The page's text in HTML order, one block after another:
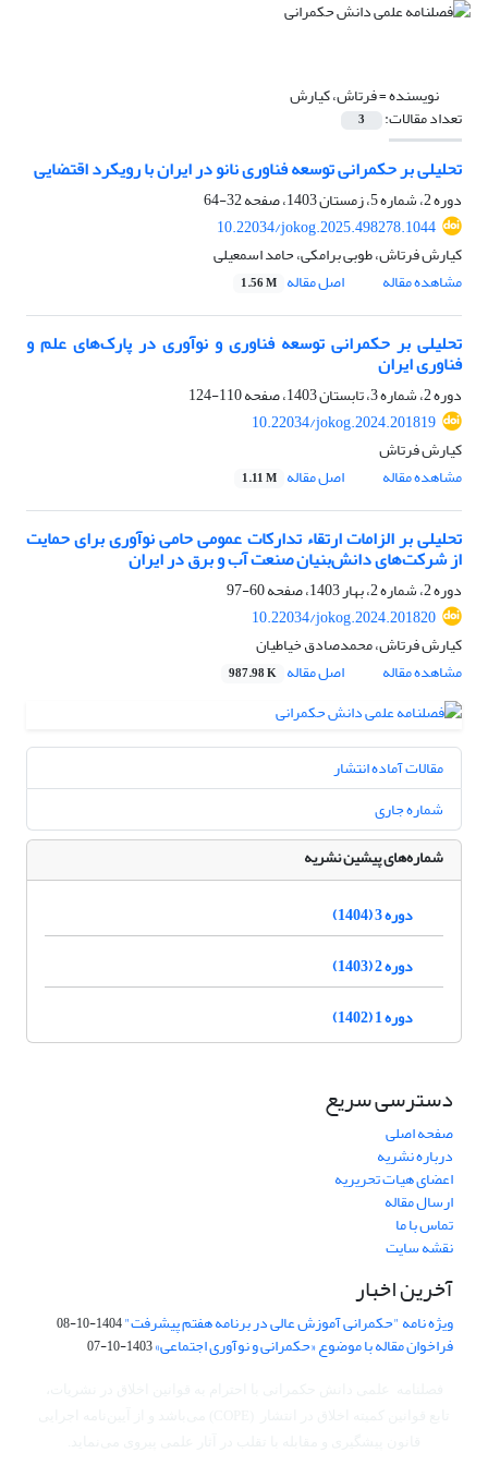
نویسنده =فرتاش، کیارش
تعداد مقالات: 3
تحلیلی بر حکمرانی توسعه فناوری نانو در ایران با رویکرد اقتضایی
دوره 2، شماره 5، زمستان 1403، صفحه
32-64
10.22034/jokog.2025.498278.1044
کیارش فرتاش، طوبی برامکی، حامد اسمعیلی
مشاهده مقاله
اصل مقاله 1.56 M
تحلیلی بر حکمرانی توسعه فناوری و نوآوری در پارک‌های علم و
فناوری ایران
دوره 2، شماره 3، تابستان 1403، صفحه
110-124
10.22034/jokog.2024.201819
کیارش فرتاش
مشاهده مقاله
اصل مقاله 1.11 M
تحلیلی بر الزامات ارتقاء تدارکات عمومی حامی نوآوری برای حمایت‌
از شرکت‌های دانش‌بنیان صنعت آب و برق در ایران
دوره 2، شماره 2، بهار 1403، صفحه
60-97
10.22034/jokog.2024.201820
کیارش فرتاش، محمدصادق خیاطیان
مشاهده مقاله
اصل مقاله 987.98 K
مقالات آماده انتشار
شماره جاری
شماره‌های پیشین نشریه
دوره 3 (1404)
دوره 2 (1403)
دوره 1 (1402)
دسترسی سریع
صفحه اصلی
درباره نشریه
اعضای هیات تحریریه
ارسال مقاله
تماس با ما
نقشه سایت
آخرین اخبار
ویژه نامه "حکمرانی آموزش عالی در برنامه هفتم پیشرفت"1404-10-08
فراخوان مقاله با موضوع «حکمرانی و نوآوری اجتماعی»1403-10-07